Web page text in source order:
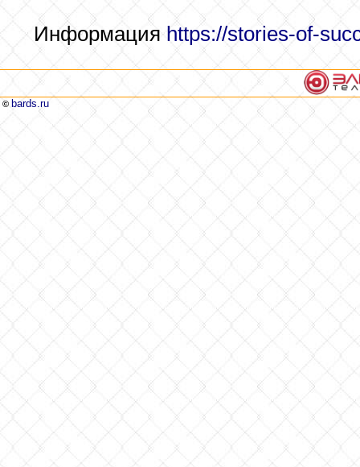
Информация https://stories-of-
© bards.ru